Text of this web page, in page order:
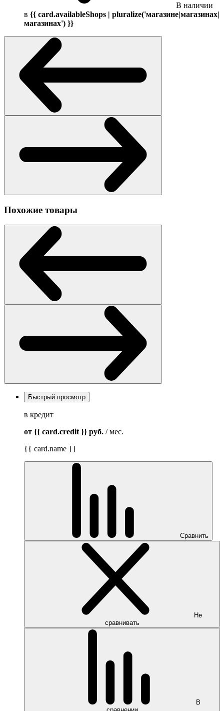
В наличии
в {{ card.availableShops | pluralize('магазине|магазинах|
магазинах') }}
Похожие товары
Быстрый просмотр
в кредит
от {{ card.credit }} руб. / мес.
{{ card.name }}
Сравнить
Не
сравнивать
В